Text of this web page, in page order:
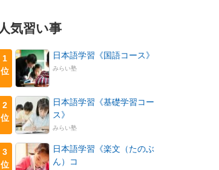
人気習い事
1
位
日本語学習《国語コース》
みらい塾
2
位
日本語学習《基礎学習コー
ス》
みらい塾
3
位
日本語学習《楽文（たのぶ
ん）コ